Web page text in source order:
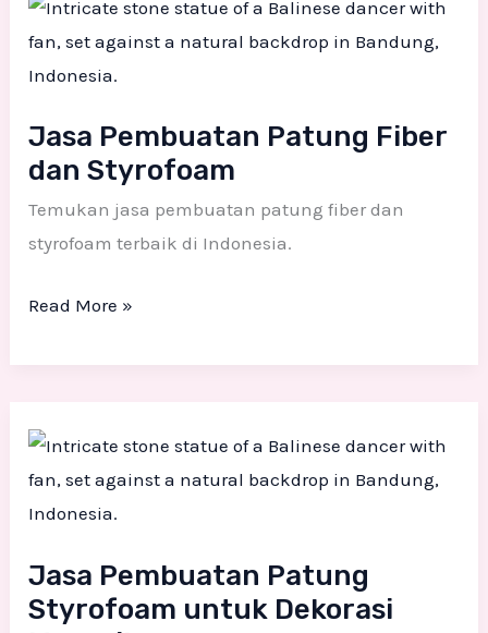
Jasa Pembuatan Patung Fiber
dan Styrofoam
Temukan jasa pembuatan patung fiber dan
styrofoam terbaik di Indonesia.
Pembuatan
Patung
Fiber
Styrofoam
Read More »
Jasa Pembuatan Patung
Styrofoam untuk Dekorasi
Pembuatan
Patung
Styrofoam
Dekorasi
Menarik